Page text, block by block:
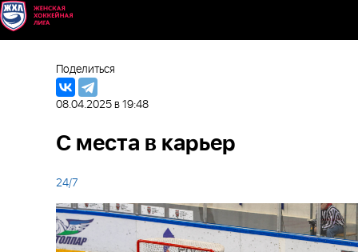
Поделиться
08.04.2025 в 19:48
С места в карьер
24/7